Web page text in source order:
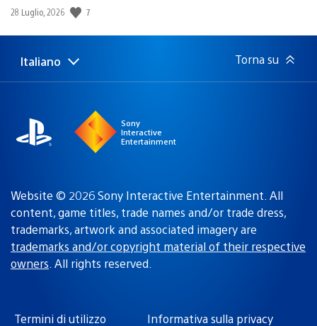
Data
pubblicazione:
28 Luglio, 2026 7
Seleziona
una
Regione
attuale:
Italiano Torna su
Sony
Interactive
Entertainment
Website © 2026 Sony Interactive Entertainment. All
content, game titles, trade names and/or trade dress,
trademarks, artwork and associated imagery are
trademarks and/or copyright material of their respective
owners. All rights reserved.
Termini di utilizzo Informativa sulla privacy